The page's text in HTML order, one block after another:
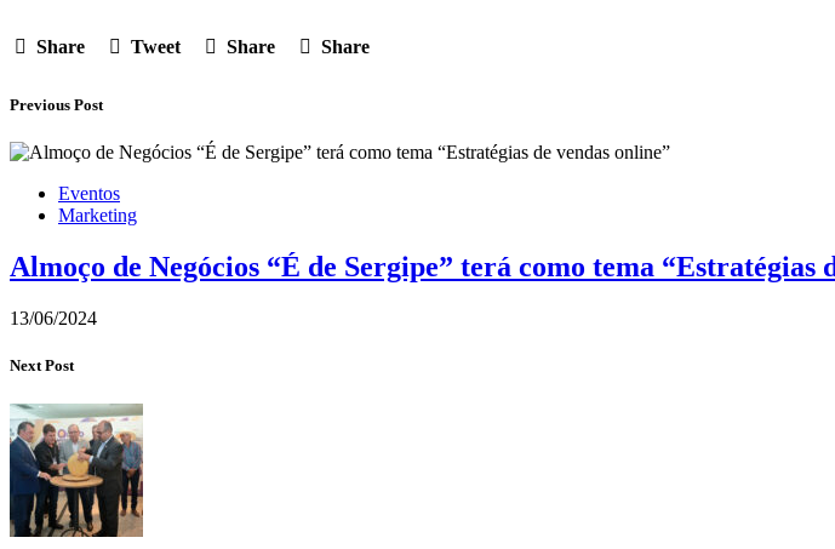
Share Tweet Share Share
Previous Post
Eventos
Marketing
Almoço de Negócios “É de Sergipe” terá como tema “Estratégias
13/06/2024
Next Post